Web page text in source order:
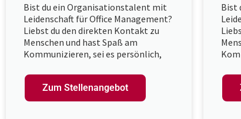
Bist du ein Organisationstalent mit
Leidenschaft für Office Management?
Liebst du den direkten Kontakt zu
Menschen und hast Spaß am
Kommunizieren, sei es persönlich,
Interessierst du dich für die Anliegen
unserer Kunden und möchtest dazu
beitragen, dass ihre Bedürfnisse
Zum Stellenangebot
Bist